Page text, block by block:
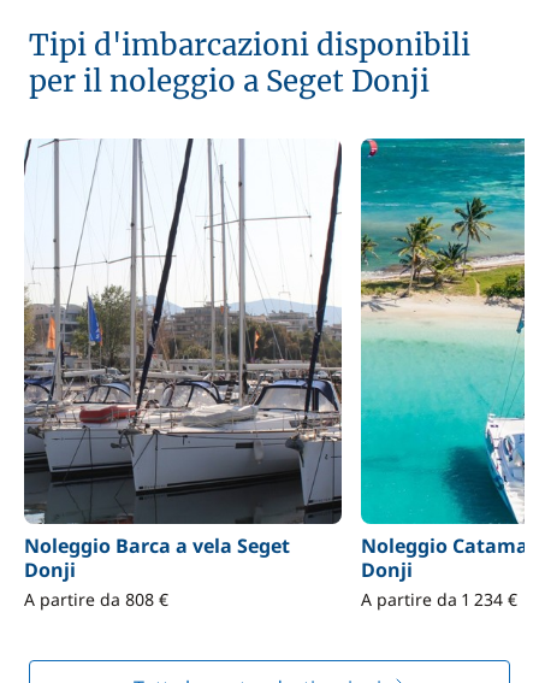
Tipi d'imbarcazioni disponibili
per il noleggio a Seget Donji
Noleggio Barca a vela Seget
Donji
A partire da 808 €
Noleggio
Donji
A partire da 1 234 €